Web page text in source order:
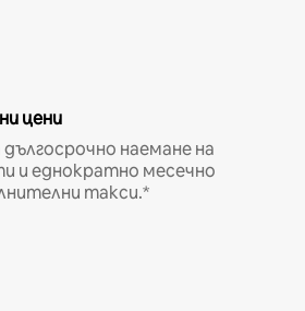
цени
наемане на
и еднократно месечно
такси.*